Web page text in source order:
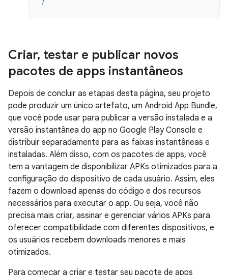
Criar, testar e publicar novos
pacotes de apps instantâneos
Depois de concluir as etapas desta página, seu projeto
pode produzir um único artefato, um Android App Bundle,
que você pode usar para publicar a versão instalada e a
versão instantânea do app no Google Play Console e
distribuir separadamente para as faixas instantâneas e
instaladas. Além disso, com os pacotes de apps, você
tem a vantagem de disponibilizar APKs otimizados para a
configuração do dispositivo de cada usuário. Assim, eles
fazem o download apenas do código e dos recursos
necessários para executar o app. Ou seja, você não
precisa mais criar, assinar e gerenciar vários APKs para
oferecer compatibilidade com diferentes dispositivos, e
os usuários recebem downloads menores e mais
otimizados.
Para começar a criar e testar seu pacote de apps